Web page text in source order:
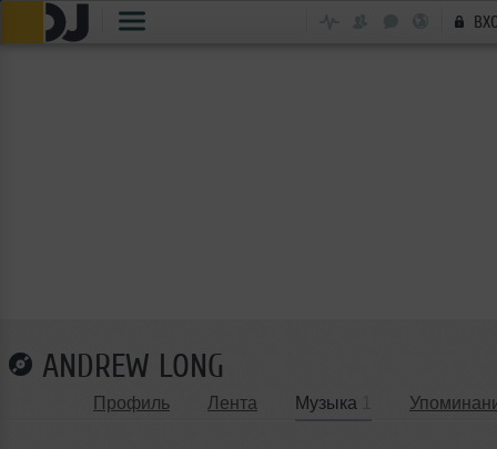
ANDREW LONG
Профиль Лента Музыка